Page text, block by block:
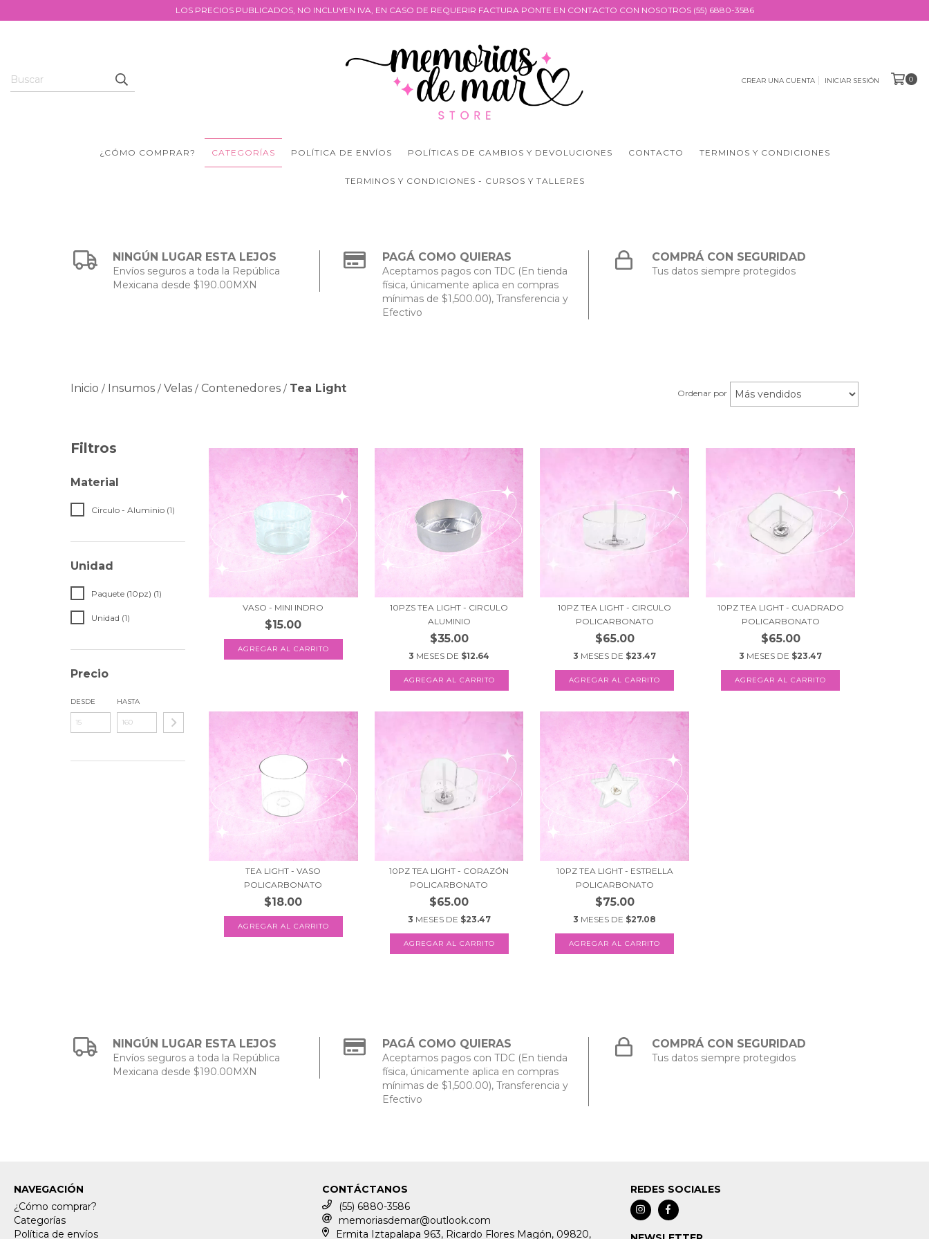
LOS PRECIOS PUBLICADOS, NO INCLUYEN IVA, EN CASO DE REQUERIR FACTURA PONTE EN CONTACTO CON NOSOTROS (55) 6880-3586
CREAR UNA CUENTA INICIAR SESIÓN 0
¿CÓMO COMPRAR? CATEGORÍAS POLÍTICA DE ENVÍOS POLÍTICAS DE CAMBIOS Y DEVOLUCIONES CONTACTO TERMINOS Y CONDICIONES
TERMINOS Y CONDICIONES - CURSOS Y TALLERES
NINGÚN LUGAR ESTA LEJOS
Envíos seguros a toda la República
Mexicana desde $190.00MXN
PAGÁ COMO QUIERAS
Aceptamos pagos con TDC (En tienda
física, únicamente aplica en compras
mínimas de $1,500.00), Transferencia y
Efectivo
COMPRÁ CON SEGURIDAD
Tus datos siempre protegidos
Inicio / Insumos / Velas / Contenedores / Tea Light Ordenar por
Filtros
Material
Circulo - Aluminio (1)
Unidad
Paquete (10pz) (1)
Unidad (1)
Precio
DESDE HASTA
VASO - MINI INDRO
$15.00
10PZS TEA LIGHT - CIRCULO
ALUMINIO
$35.00
3 MESES DE $12.64
AGREGAR AL CARRITO
10PZ TEA LIGHT - CIRCULO
POLICARBONATO
$65.00
3 MESES DE $23.47
10PZ TEA LIGHT - CUADRADO
POLICARBONATO
$65.00
3 MESES DE $23.47
TEA LIGHT - VASO
POLICARBONATO
$18.00
AGREGAR AL CARRITO
10PZ TEA LIGHT - CORAZÓN
POLICARBONATO
$65.00
3 MESES DE $23.47
10PZ TEA LIGHT - ESTRELLA
POLICARBONATO
$75.00
3 MESES DE $27.08
NINGÚN LUGAR ESTA LEJOS
Envíos seguros a toda la República
Mexicana desde $190.00MXN
PAGÁ COMO QUIERAS
Aceptamos pagos con TDC (En tienda
física, únicamente aplica en compras
mínimas de $1,500.00), Transferencia y
Efectivo
COMPRÁ CON SEGURIDAD
Tus datos siempre protegidos
NAVEGACIÓN
¿Cómo comprar?
Categorías
Política de envíos
CONTÁCTANOS
(55) 6880-3586
memoriasdemar@outlook.com
Ermita Iztapalapa 963, Ricardo Flores Magón, 09820,
REDES SOCIALES